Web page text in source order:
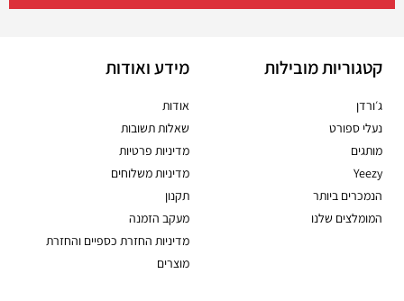
קטגוריות מובילות
ג׳ורדן
נעלי ספורט
מותגים
Yeezy
הנמכרים ביותר
המומלצים שלנו
מידע ואודות
אודות
שאלות תשובות
מדיניות פרטיות
מדיניות משלוחים
תקנון
מעקב הזמנה
מדיניות החזרת כספיים והחזרת
מוצרים